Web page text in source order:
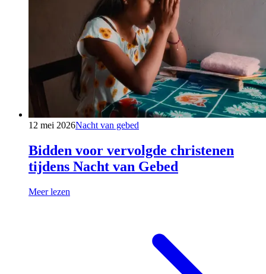
12 mei 2026Nacht van gebed
Bidden voor vervolgde christenen
tijdens Nacht van Gebed
Meer lezen